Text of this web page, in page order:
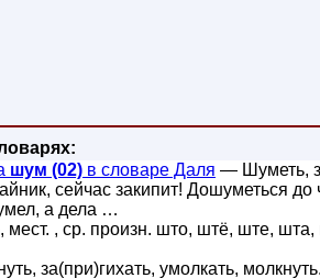
шум (02) в словаре Даля — Шуметь,
сейчас закипит! Дошуметься
а дела …
мест. , ср. произн. што, штё, ште,
за(при)гихать, умолкать,